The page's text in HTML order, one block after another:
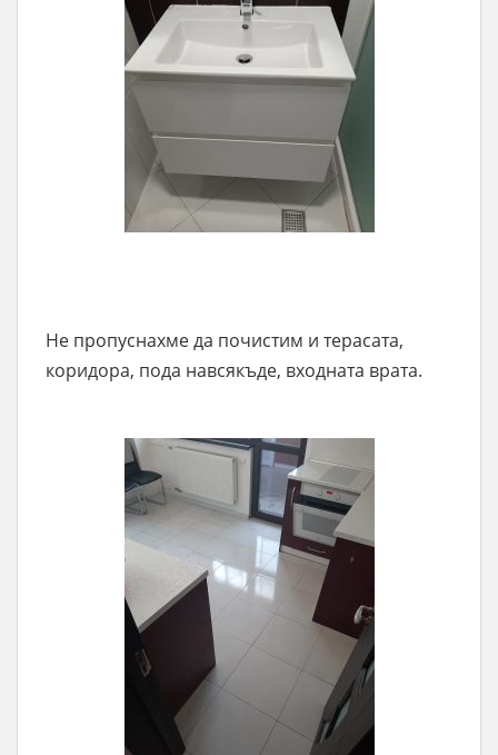
Не пропуснахме да почистим и терасата,
коридора, пода навсякъде, входната врата.